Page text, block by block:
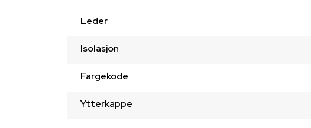
Leder
Isolasjon
Fargekode
Ytterkappe